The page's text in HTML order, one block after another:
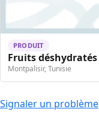
PRODUIT
Fruits déshydratés
Montpalisir, Tunisie
Signaler un problème